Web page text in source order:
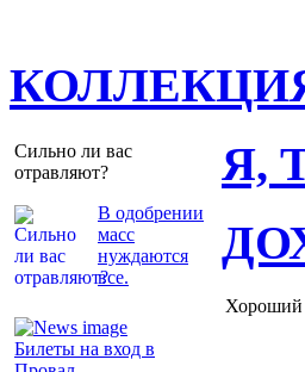
Сильно ли вас
отравляют?
В одобрении
масс
нуждаются
все.
Я,
Билеты на вход в
Хороший